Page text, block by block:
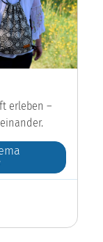
erleben –